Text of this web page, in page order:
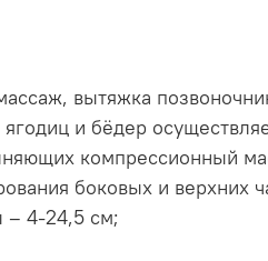
вытяжка
и бёдер
компрессионный
боковых и верхних
– 4-24,5 см;